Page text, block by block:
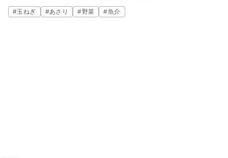
ばれること間違いなしです。
#玉ねぎ #あさり #野菜 #魚介